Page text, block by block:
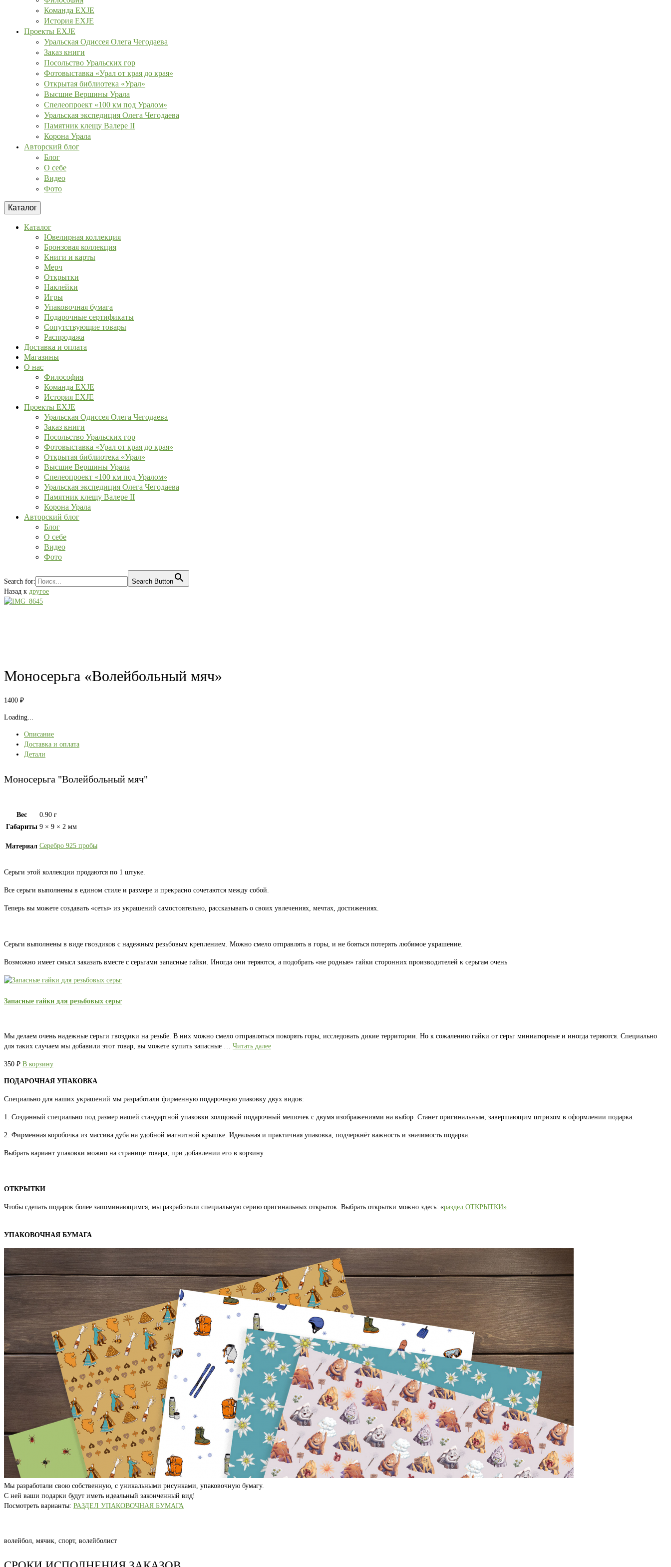
Команда EXJE
История EXJE
Проекты EXJE
Уральская Одиссея Олега Чегодаева
Заказ книги
Посольство Уральских гор
Фотовыставка «Урал от края до края»
Открытая библиотека «Урал»
Высшие Вершины Урала
Спелеопроект «100 км под Уралом»
Уральская экспедиция Олега Чегодаева
Памятник клещу Валере II
Корона Урала
Авторский блог
Блог
О себе
Видео
Фото
Каталог
Каталог
Ювелирная коллекция
Бронзовая коллекция
Книги и карты
Мерч
Открытки
Наклейки
Игры
Упаковочная бумага
Подарочные сертификаты
Сопутствующие товары
Распродажа
Доставка и оплата
Магазины
О нас
Философия
Команда EXJE
История EXJE
Проекты EXJE
Уральская Одиссея Олега Чегодаева
Заказ книги
Посольство Уральских гор
Фотовыставка «Урал от края до края»
Открытая библиотека «Урал»
Высшие Вершины Урала
Спелеопроект «100 км под Уралом»
Уральская экспедиция Олега Чегодаева
Памятник клещу Валере II
Корона Урала
Авторский блог
Блог
О себе
Видео
Фото
Search for:
Search Button
Назад к другое
Моносерьга «Волейбольный мяч»
1400 ₽
Loading...
Описание
Доставка и оплата
Детали
Моносерьга "Волейбольный мяч"
Вес
0.90 г
Габариты 9 × 9 × 2 мм
Материал Серебро 925 пробы
Серьги этой коллекции продаются по 1 штуке.
Все серьги выполнены в едином стиле и размере и прекрасно сочетаются между собой.
Теперь вы можете создавать «сеты» из украшений самостоятельно, рассказывать о своих увлечениях, мечтах, достижениях.
Серьги выполнены в виде гвоздиков с надежным резьбовым креплением. Можно смело отправлять в горы, и не бояться потерять любимое украшение.
Возможно имеет смысл заказать вместе с серьгами запасные гайки. Иногда они теряются, а подобрать «не родные» гайки сторонних производителей к серьгам очень
Запасные гайки для резьбовых серьг
Мы делаем очень надежные серьги гвоздики на резьбе. В них можно смело отправляться покорять горы, исследовать дикие территории. Но к сожалению гайки от серьг миниатюрные и иногда теряются. Специально
для таких случаем мы добавили этот товар, вы можете купить запасные … Читать далее
350 ₽ В корзину
ПОДАРОЧНАЯ УПАКОВКА
Специально для наших украшений мы разработали фирменную подарочную упаковку двух видов:
1. Созданный специально под размер нашей стандартной упаковки холщовый подарочный мешочек с двумя изображениями на выбор. Станет оригинальным, завершающим штрихом в оформлении подарка.
2. Фирменная коробочка из массива дуба на удобной магнитной крышке. Идеальная и практичная упаковка, подчеркнёт важность и значимость подарка.
Выбрать вариант упаковки можно на странице товара, при добавлении его в корзину.
ОТКРЫТКИ
Чтобы сделать подарок более запоминающимся, мы разработали специальную серию оригинальных открыток. Выбрать открытки можно здесь: «раздел ОТКРЫТКИ»
УПАКОВОЧНАЯ БУМАГА
Мы разработали свою собственную, с уникальными рисунками, упаковочную бумагу.
С ней ваши подарки будут иметь идеальный законченный вид!
Посмотреть варианты: РАЗДЕЛ УПАКОВОЧНАЯ БУМАГА
волейбол, мячик, спорт, волейболист